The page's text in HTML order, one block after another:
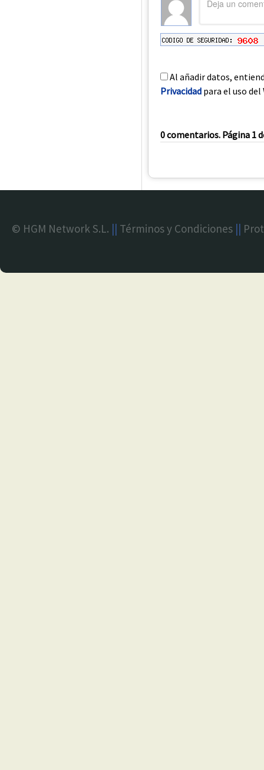
Al añadir datos,
Privacidad para el uso del
0 comentarios. Página 1
© HGM Network S.L. || Términos y Condiciones ||